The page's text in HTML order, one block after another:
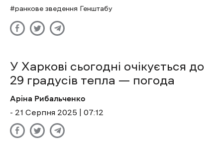
ранкове зведення Генштабу
У Харкові сьогодні очікується до
29 градусів тепла — погода
Аріна Рибальченко
- 21 Cерпня 2025 | 07:12